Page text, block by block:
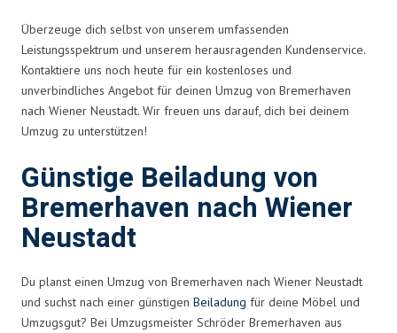
Überzeuge dich selbst von unserem umfassenden
Leistungsspektrum und unserem herausragenden Kundenservice.
Kontaktiere uns noch heute für ein kostenloses und
unverbindliches Angebot für deinen Umzug von Bremerhaven
nach Wiener Neustadt. Wir freuen uns darauf, dich bei deinem
Umzug zu unterstützen!
Günstige Beiladung von
Bremerhaven nach Wiener
Neustadt
Du planst einen Umzug von Bremerhaven nach Wiener Neustadt
und suchst nach einer günstigen Beiladung für deine Möbel und
Umzugsgut? Bei Umzugsmeister Schröder Bremerhaven aus